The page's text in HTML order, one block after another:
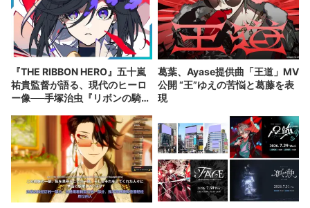
『THE RIBBON HERO』五十嵐
祐貴監督が語る、現代のヒーロ
ー像──手塚治虫『リボンの騎
葛葉、Ayase提供曲「王道」MV
公開 “王”ゆえの苦悩と葛藤を表
現